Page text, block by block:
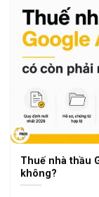
Thuế nhà thầu
không?